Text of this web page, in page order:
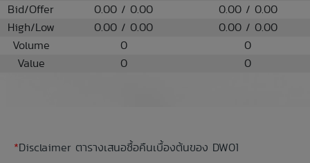
Bid/Offer 0.00 / 0.00
0.00 / 0.00
High/Low
0.00 / 0.00
0.00 / 0.00
Volume
0
0
Value
0 0
*Disclaimer ตารางเสนอซื้อคืนเบื้องต้นของ DW01